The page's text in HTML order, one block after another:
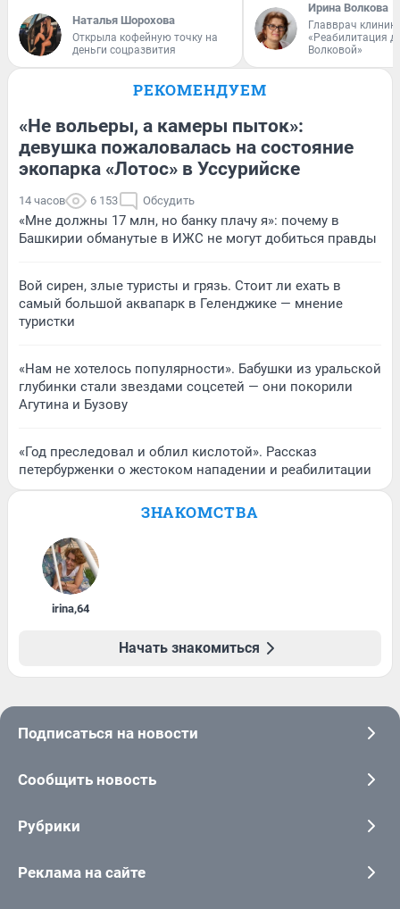
Наталья Шорохова
Открыла кофейную точку на
деньги соцразвития
Ирина Волкова
Главврач
«Реабилитация
Волковой»
РЕКОМЕНДУЕМ
«Не вольеры, а камеры пыток»:
девушка пожаловалась на состояние
экопарка «Лотос» в Уссурийске
14 часов 6 153 Обсудить
«Мне должны 17 млн, но банку плачу я»: почему в
Башкирии обманутые в ИЖС не могут добиться правды
Вой сирен, злые туристы и грязь. Стоит ли ехать в
самый большой аквапарк в Геленджике — мнение
туристки
«Нам не хотелось популярности». Бабушки из уральской
глубинки стали звездами соцсетей — они покорили
Агутина и Бузову
«Год преследовал и облил кислотой». Рассказ
петербурженки о жестоком нападении и реабилитации
ЗНАКОМСТВА
irina,64
Начать знакомиться
Подписаться на новости
Сообщить новость
Рубрики
Реклама на сайте